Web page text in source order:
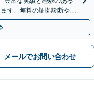
す。無料の証拠診断や着
談ください。
メールでお問い合わせ